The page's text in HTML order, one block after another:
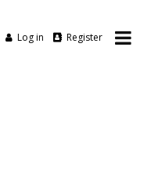
Log in Register